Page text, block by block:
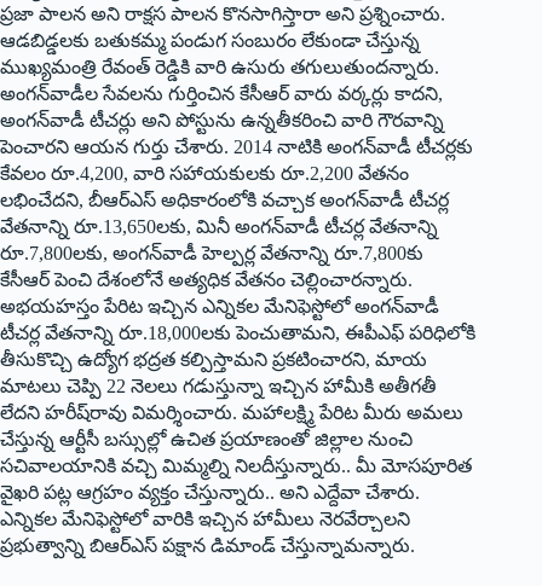
ప్రజా పాలన అని రాక్షస పాలన కొనసాగిస్తారా అని ప్రశ్నించారు.
ఆడబిడ్డలకు బతుకమ్మ పండుగ సంబురం లేకుండా చేస్తున్న
ముఖ్యమంత్రి రేవంత్‌ రెడ్డికి వారి ఉసురు తగులుతుందన్నారు.
అంగన్‌వాడీల సేవలను గుర్తించిన కేసీఆర్‌ వారు వర్కర్లు కాదని,
అంగన్‌వాడీ టీచర్లు అని పోస్టును ఉన్నతీకరించి వారి గౌరవాన్ని
పెంచారని ఆయన గుర్తు చేశారు. 2014 నాటికి అంగన్‌వాడీ టీచర్లకు
కేవలం రూ.4,200, వారి సహాయకులకు రూ.2,200 వేతనం
లభించేదని, బీఆర్‌ఎస్‌ అధికారంలోకి వచ్చాక అంగన్‌వాడీ టీచర్ల
వేతనాన్ని రూ.13,650లకు, మినీ అంగన్‌వాడీ టీచర్ల వేతనాన్ని
రూ.7,800లకు, అంగన్‌వాడీ హెల్పర్ల వేతనాన్ని రూ.7,800కు
కేసీఆర్‌ పెంచి దేశంలోనే అత్యధిక వేతనం చెల్లించారన్నారు.
అభయహస్తం పేరిట ఇచ్చిన ఎన్నికల మేనిఫెస్టోలో అంగన్‌వాడీ
టీచర్ల వేతనాన్ని రూ.18,000లకు పెంచుతామని, ఈపీఎఫ్‌ పరిధిలోకి
తీసుకొచ్చి ఉద్యోగ భద్రత కల్పిస్తామని ప్రకటించారని, మాయ
మాటలు చెప్పి 22 నెలలు గడుస్తున్నా ఇచ్చిన హామీకి అతీగతీ
లేదని హరీష్‌రావు విమర్శించారు. మహాలక్ష్మి పేరిట మీరు అమలు
చేస్తున్న ఆర్టీసీ బస్సుల్లో ఉచిత ప్రయాణంతో జిల్లాల నుంచి
సచివాలయానికి వచ్చి మిమ్మల్ని నిలదీస్తున్నారు.. మీ మోసపూరిత
వైఖరి పట్ల ఆగ్రహం వ్యక్తం చేస్తున్నారు.. అని ఎద్దేవా చేశారు.
ఎన్నికల మేనిఫెస్టోలో వారికి ఇచ్చిన హామీలు నెరవేర్చాలని
ప్రభుత్వాన్ని బిఆర్‌ఎస్‌ పక్షాన డిమాండ్‌ చేస్తున్నామన్నారు.